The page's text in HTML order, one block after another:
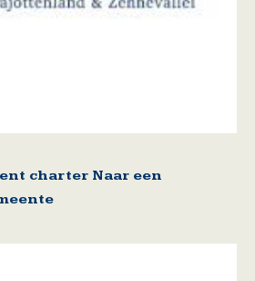
charter Naar een